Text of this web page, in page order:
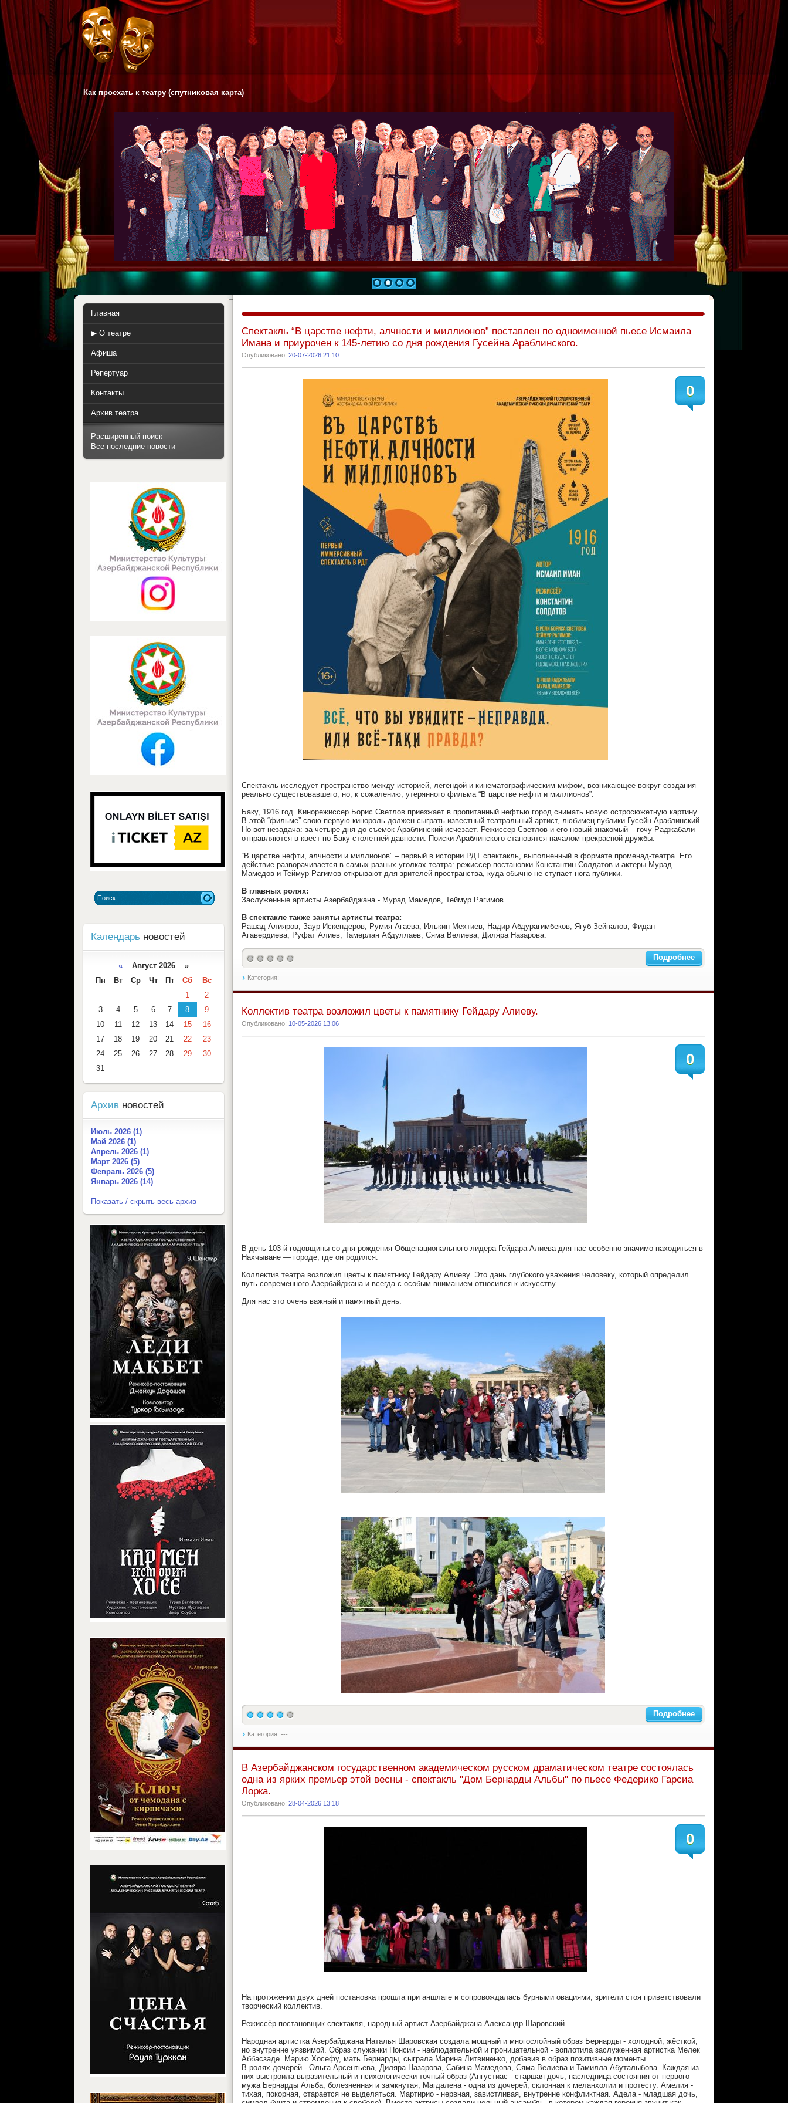
Всё о театре и кульуре
Как проехать к театру (спутниковая карта)
1 2 3 4
Спектакль “В царстве нефти, алчности и миллионов” поставлен по одноименной пьесе Исмаила
Имана и приурочен к 145-летию со дня рождения Гусейна Араблинского.
Опубликовано: 20-07-2026 21:10
0
Спектакль исследует пространство между историей, легендой и кинематографическим мифом, возникающее вокруг создания
реально существовавшего, но, к сожалению, утерянного фильма “В царстве нефти и миллионов”.
Баку, 1916 год. Кинорежиссер Борис Светлов приезжает в пропитанный нефтью город снимать новую остросюжетную картину.
В этой “фильме” свою первую кинороль должен сыграть известный театральный артист, любимец публики Гусейн Араблинский.
Но вот незадача: за четыре дня до съемок Араблинский исчезает. Режиссер Светлов и его новый знакомый – гочу Раджабали –
отправляются в квест по Баку столетней давности. Поиски Араблинского становятся началом прекрасной дружбы.
“В царстве нефти, алчности и миллионов” – первый в истории РДТ спектакль, выполненный в формате променад-театра. Его
действие разворачивается в самых разных уголках театра: режиссер постановки Константин Солдатов и актеры Мурад
Мамедов и Теймур Рагимов открывают для зрителей пространства, куда обычно не ступает нога публики.
В главных ролях:
Заслуженные артисты Азербайджана - Мурад Мамедов, Теймур Рагимов
В спектакле также заняты артисты театра:
Рашад Алияров, Заур Искендеров, Румия Агаева, Илькин Мехтиев, Надир Абдурагимбеков, Ягуб Зейналов, Фидан
Агавердиева, Руфат Алиев, Тамерлан Абдуллаев, Сяма Велиева, Диляра Назарова.
Подробнее
Категория: ---
Коллектив театра возложил цветы к памятнику Гейдару Алиеву.
Опубликовано: 10-05-2026 13:06
0
В день 103-й годовщины со дня рождения Общенационального лидера Гейдара Алиева для нас особенно значимо находиться в
Нахчыване — городе, где он родился.
Коллектив театра возложил цветы к памятнику Гейдару Алиеву. Это дань глубокого уважения человеку, который определил
путь современного Азербайджана и всегда с особым вниманием относился к искусству.
Для нас это очень важный и памятный день.
Подробнее
Категория: ---
В Азербайджанском государственном академическом русском драматическом театре состоялась
одна из ярких премьер этой весны - спектакль "Дом Бернарды Альбы" по пьесе Федерико Гарсиа
Лорка.
Опубликовано: 28-04-2026 13:18
0
На протяжении двух дней постановка прошла при аншлаге и сопровождалась бурными овациями, зрители стоя приветствовали
творческий коллектив.
Режиссёр-постановщик спектакля, народный артист Азербайджана Александр Шаровский.
Народная артистка Азербайджана Наталья Шаровская создала мощный и многослойный образ Бернарды - холодной, жёсткой,
но внутренне уязвимой. Образ служанки Понсии - наблюдательной и проницательной - воплотила заслуженная артистка Мелек
Аббасзаде. Марию Хосефу, мать Бернарды, сыграла Марина Литвиненко, добавив в образ позитивные моменты.
В ролях дочерей - Ольга Арсентьева, Диляра Назарова, Сабина Мамедова, Сяма Велиева и Тамилла Абуталыбова. Каждая из
них выстроила выразительный и психологически точный образ (Ангустиас - старшая дочь, наследница состояния от первого
мужа Бернарды Альба, болезненная и замкнутая, Магдалена - одна из дочерей, склонная к меланхолии и протесту. Амелия -
тихая, покорная, старается не выделяться. Мартирио - нервная, завистливая, внутренне конфликтная. Адела - младшая дочь,
Главная
▶ О театре
Афиша
Репертуар
Контакты
Архив театра
Расширенный поиск
Все последние новости
Календарь новостей
« Август 2026 »
Пн
Вт Ср Чт Пт Сб
Вс
1
2
3
4 5 6 7 8
9
10
11 12 13 14 15
16
17
18 19 20 21 22
23
24
25 26 27 28 29
30
31
Архив новостей
Июль 2026 (1)
Май 2026 (1)
Апрель 2026 (1)
Март 2026 (5)
Февраль 2026 (5)
Январь 2026 (14)
Показать / скрыть весь архив